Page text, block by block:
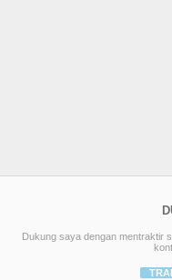
Dukung saya dengan mentraktir